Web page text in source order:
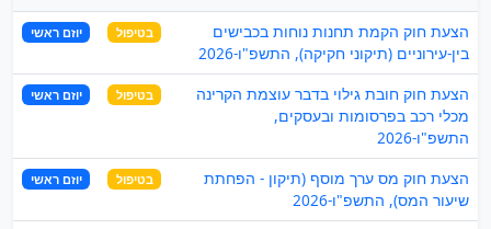
הצעת חוק הקמת תחנות נוחות בכבישים
בין-עירוניים (תיקוני חקיקה), התשפ"ו-2026
בטיפול יוזם ראשי
הצעת חוק חובת גילוי בדבר עוצמת הקרינה
מכלי רכב בפרסומות ובעסקים,
התשפ"ו-2026
בטיפול יוזם ראשי
הצעת חוק מס ערך מוסף (תיקון - הפחתת
שיעור המס), התשפ"ו-2026
בטיפול יוזם ראשי